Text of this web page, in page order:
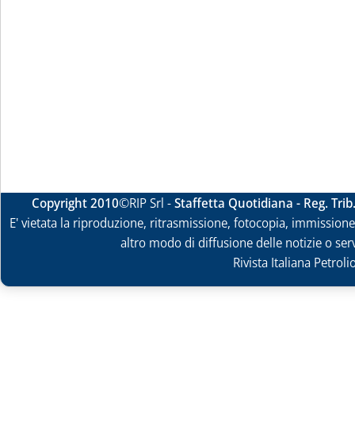
Copyright 2010©RIP Srl -Staffetta Quotidiana - Reg.
E' vietata la riproduzione, ritrasmissione, fotocopia,
altro modo di diffusione delle notizie o
Rivista Italiana